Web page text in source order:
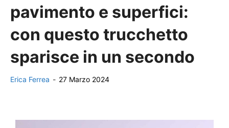
pavimento e superfici:
con questo trucchetto
sparisce in un secondo
Erica Ferrea - 27 Marzo 2024